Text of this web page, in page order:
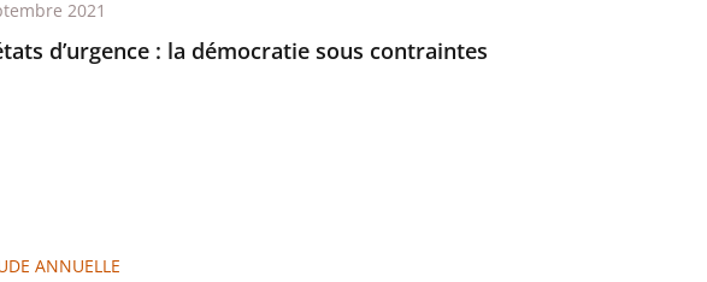
d’urgence : la démocratie sous contraintes
2021
ANNUELLE